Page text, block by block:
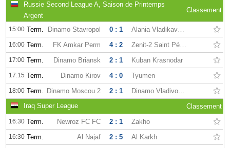
Russie Second League A, Saison de Printemps
Argent
Classement
15:00 Term. Dinamo Stavropol 0 : 1 Alania Vladikavkaz
16:00 Term. FK Amkar Perm 4 : 2 Zenit-2 Saint Pétersbourg
17:00 Term. Dinamo Briansk 2 : 1 Kuban Krasnodar
17:15 Term. Dinamo Kirov 4 : 0 Tyumen
18:00 Term. Dinamo Moscou 2 2 : 1
Dinamo Vladivostok
Iraq Super League
Classement
16:30 Term. Newroz FC FC 2 : 1 Zakho
16:30 Term. Al Najaf 2 : 5 Al Karkh